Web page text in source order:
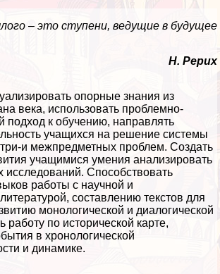
– это ступени, ведущие в будущее
Н. Рерих
опopные знания из
века, использовать проблемно-
подход к обучению, направлять
учащихся на решение системы
и межпредметных проблем. Создать
учащимися умения анализировать
исследований. Способствовать
работы с научной и
составлению текстов для
монологической и диалогической
работу по исторической карте,
в хронологической
и динамике.